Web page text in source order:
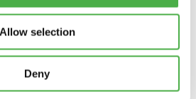
Allow selection
Deny